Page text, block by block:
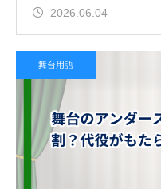
2026.06.04
舞台用語